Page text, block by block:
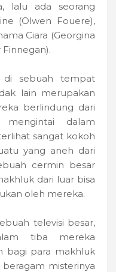
lalu ada seorang
(Olwen Fouere),
Ciara (Georgina
di sebuah tempat
lain merupakan
berlindung dari
dalam
sangat kokoh
yang aneh dari
cermin besar
dari luar bisa
oleh mereka.
televisi besar,
tiba mereka
bagi para makhluk
misterinya